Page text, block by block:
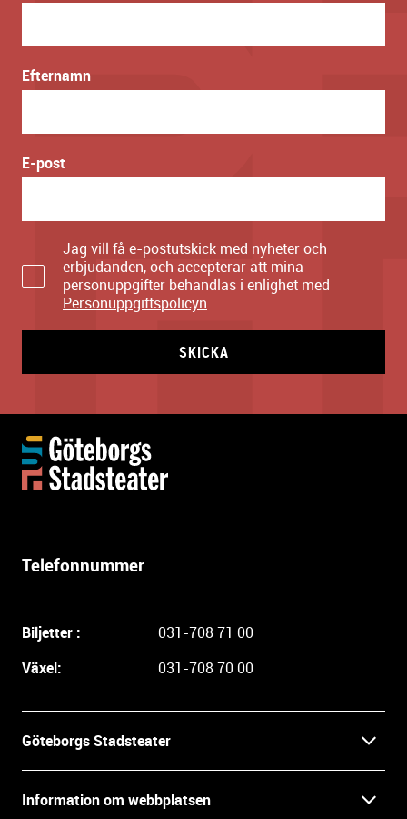
Efternamn
E-post
Jag vill få e-postutskick med nyheter och
erbjudanden, och accepterar att mina
personuppgifter behandlas i enlighet med
Personuppgiftspolicyn.
SKICKA
Telefonnummer
Biljetter :
031-708 71 00
Växel:
031-708 70 00
Göteborgs Stadsteater
Information om webbplatsen